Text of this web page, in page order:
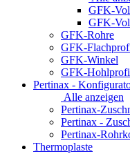
GFK-
GFK-
GFK-Rohre
GFK-
GFK-Winkel
GFK-
Pertinax -
Alle anzeigen
Pertinax-
Pertinax -
Pertinax-
Thermoplaste